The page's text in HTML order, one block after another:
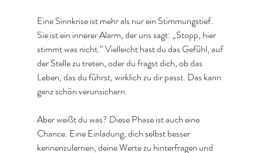
Eine Sinnkrise ist mehr als nur ein Stimmungstief.
Sie ist ein innerer Alarm, der uns sagt: „Stopp, hier
stimmt was nicht.“ Vielleicht hast du das Gefühl, auf
der Stelle zu treten, oder du fragst dich, ob das
Leben, das du führst, wirklich zu dir passt. Das kann
ganz schön verunsichern.
Aber weißt du was? Diese Phase ist auch eine
Chance. Eine Einladung, dich selbst besser
kennenzulernen, deine Werte zu hinterfragen und